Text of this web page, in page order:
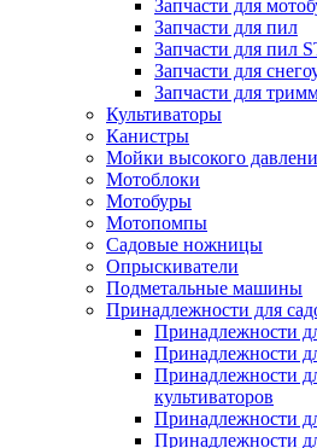
Запчасти для
Запчасти для пил
Запчасти для пил
Запчасти для
Запчасти для
Культиваторы
Канистры
Мойки высокого
Мотоблоки
Мотобуры
Мотопомпы
Садовые ножницы
Опрыскиватели
Подметальные машины
Принадлежности для
Принадлежности
Принадлежности
Принадлежности
культиваторов
Принадлежности
Принадлежности